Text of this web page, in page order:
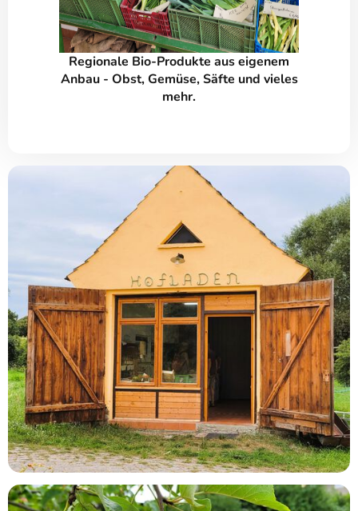
Regionale Bio-Produkte aus eigenem
Anbau - Obst, Gemüse, Säfte und vieles
mehr.